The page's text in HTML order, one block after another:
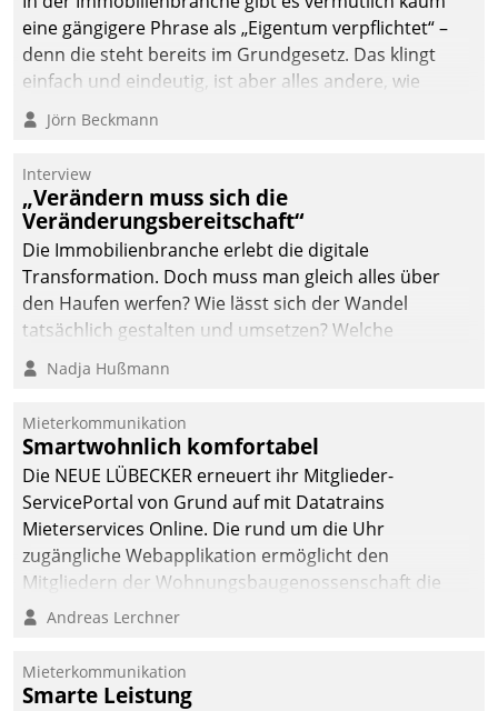
eine gängigere Phrase als „Eigentum verpflichtet“ –
denn die steht bereits im Grundgesetz. Das klingt
einfach und eindeutig, ist aber alles andere, wie
Branchenbeschäftigte wissen. Denn mit der
Verantwortung folgen Verpflichtungen.
Jörn Beckmann
Interview
„Verändern muss sich die
Veränderungsbereitschaft“
Die Immobilienbranche erlebt die digitale
Transformation. Doch muss man gleich alles über
den Haufen werfen? Wie lässt sich der Wandel
tatsächlich gestalten und umsetzen? Welche
Argumente zählen wirklich?
Nadja Hußmann
Mieterkommunikation
Smartwohnlich komfortabel
Die NEUE LÜBECKER erneuert ihr Mitglieder-
ServicePortal von Grund auf mit Datatrains
Mieterservices Online. Die rund um die Uhr
zugängliche Webapplikation ermöglicht den
Mitgliedern der Wohnungs­bau­genossenschaft die
Kontaktaufnahme per Smartphone, Tablet oder PC.
Andreas Lerchner
Mieterkommunikation
Smarte Leistung